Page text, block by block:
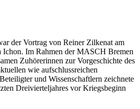
der Vortrag von Reiner Zilkenat am
Ichon. Im Rahmen der MASCH Bremen
Zuhörerinnen zur Vorgeschichte des
wie aufschlussreichen
und Wissenschaftlern zeichnete
Dreivierteljahres vor Kriegsbeginn